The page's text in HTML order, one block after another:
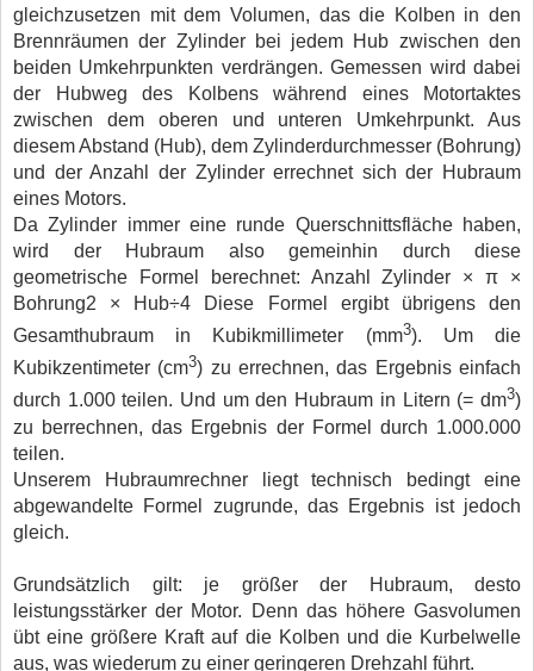
gleichzusetzen mit dem Volumen, das die Kolben in den
Brennräumen der Zylinder bei jedem Hub zwischen den
beiden Umkehrpunkten verdrängen. Gemessen wird dabei
der Hubweg des Kolbens während eines Motortaktes
zwischen dem oberen und unteren Umkehrpunkt. Aus
diesem Abstand (Hub), dem Zylinderdurchmesser (Bohrung)
und der Anzahl der Zylinder errechnet sich der Hubraum
eines Motors.
Da Zylinder immer eine runde Querschnittsfläche haben,
wird der Hubraum also gemeinhin durch diese
geometrische Formel berechnet: Anzahl Zylinder × π
×
Bohrung2 × Hub÷4
Diese Formel ergibt übrigens den
Gesamthubraum in Kubikmillimeter (mm3). Um die
Kubikzentimeter (cm3) zu errechnen, das Ergebnis einfach
durch 1.000 teilen. Und um den Hubraum in Litern (= dm3)
zu berrechnen, das Ergebnis der Formel durch 1.000.000
teilen.
Unserem Hubraumrechner liegt technisch bedingt eine
abgewandelte Formel zugrunde, das Ergebnis ist jedoch
gleich.
Grundsätzlich gilt: je größer der Hubraum, desto
leistungsstärker der Motor. Denn das höhere Gasvolumen
übt eine größere Kraft auf die Kolben und die Kurbelwelle
aus, was wiederum zu einer geringeren Drehzahl führt.